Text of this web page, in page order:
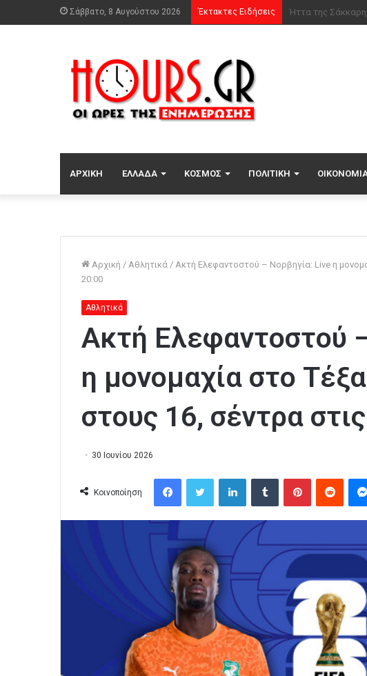
Σάββατο, 8 Αυγούστου 2026 Έκτακτες Ειδήσεις Ο Κούτσιας
ΑΡΧΙΚΉ ΕΛΛΆΔΑ ΚΌΣΜΟΣ ΠΟΛΙΤΙΚΉ
Αρχική / Αθλητικά / Ακτή Ελεφαντοστού – Νορβηγία: Live η
20:00
Αθλητικά
Ακτή Ελεφαντοστού
η μονομαχία στο
στους 16, σέντρα
30 Ιουνίου 2026
Κοινοποίηση